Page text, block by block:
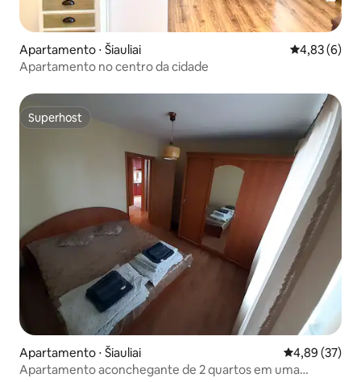
Apartamento ⋅ Šiauliai 4,83 de uma
4,83 (6)
Apartamento no centro da cidade
Superhost
Superhost
Apartamento ⋅ Šiauliai 4,89 de uma
4,89 (37)
Apartamento aconchegante de 2 quartos em uma